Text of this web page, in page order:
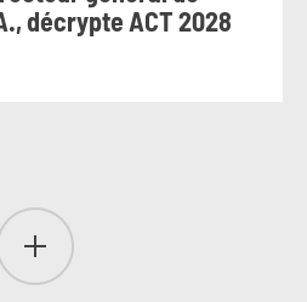
décrypte ACT 2028